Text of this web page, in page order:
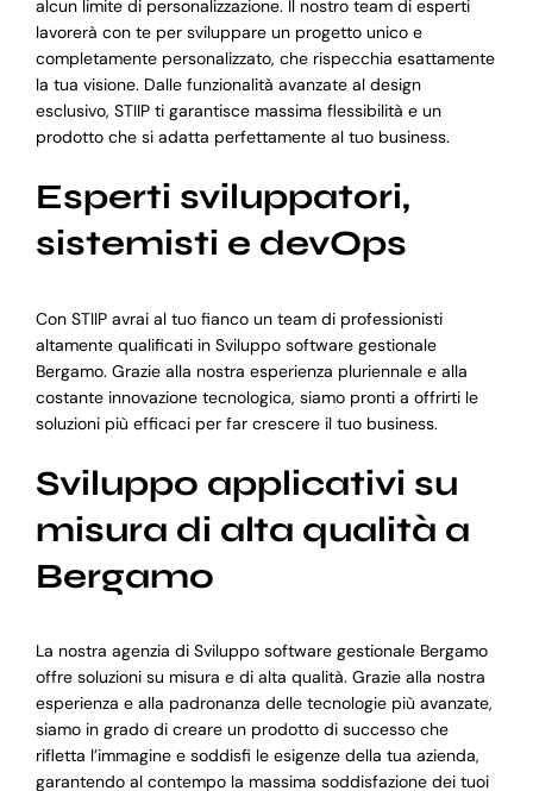
alcun limite di personalizzazione. Il nostro team di esperti
lavorerà con te per sviluppare un progetto unico e
completamente personalizzato, che rispecchia esattamente
la tua visione. Dalle funzionalità avanzate al design
esclusivo, STIIP ti garantisce massima flessibilità e un
prodotto che si adatta perfettamente al tuo business.
Esperti sviluppatori,
sistemisti e devOps
Con STIIP avrai al tuo fianco un team di professionisti
altamente qualificati in Sviluppo software gestionale
Bergamo. Grazie alla nostra esperienza pluriennale e alla
costante innovazione tecnologica, siamo pronti a offrirti le
soluzioni più efficaci per far crescere il tuo business.
Sviluppo applicativi su
misura di alta qualità a
Bergamo
La nostra agenzia di Sviluppo software gestionale Bergamo
offre soluzioni su misura e di alta qualità. Grazie alla nostra
esperienza e alla padronanza delle tecnologie più avanzate,
siamo in grado di creare un prodotto di successo che
rifletta l’immagine e soddisfi le esigenze della tua azienda,
garantendo al contempo la massima soddisfazione dei tuoi